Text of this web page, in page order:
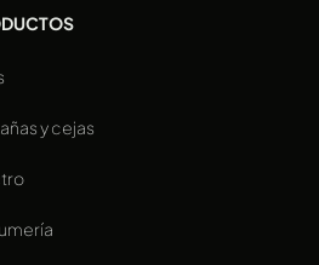
y cejas